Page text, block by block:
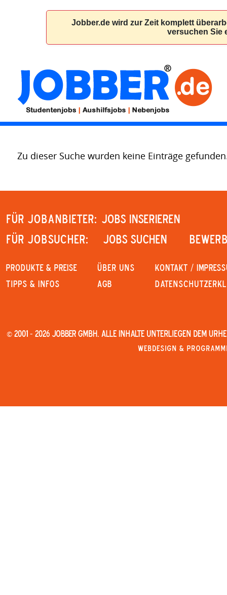
Zu dieser Suche wurden keine Einträge
Für Jobanbieter: JOBS INSERIEREN
Für Jobsucher:
JOBS SUCHEN
PRODUKTE & PREISE
Tipps & Infos
Über uns
AGB
KONTAKT /
© 2001 - 2026 JOBBER GmbH. Alle Inhalte unterliegen dem
Webdesign &